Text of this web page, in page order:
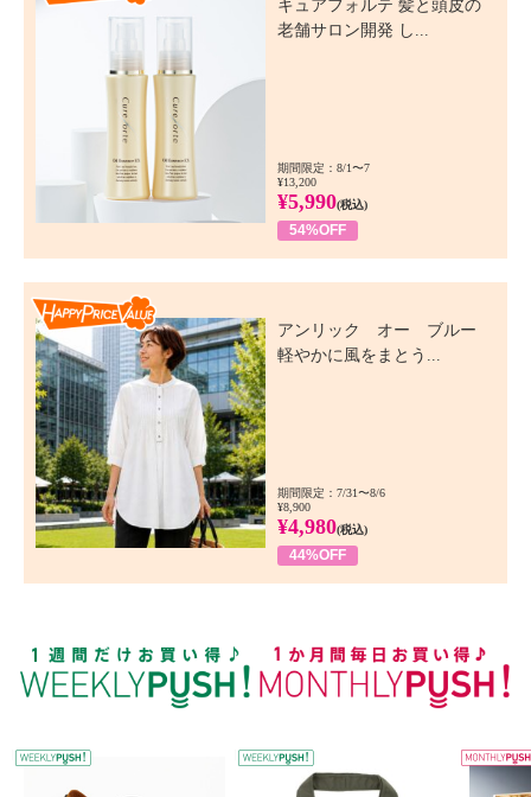
キュアフォルテ 髪と頭皮の
老舗サロン開発 し...
期間限定：8/1〜7
¥13,200
¥5,990(税込)
54%OFF
アンリック オー ブルー
軽やかに風をまとう...
期間限定：7/31〜8/6
¥8,900
¥4,980(税込)
44%OFF
WEEKLY PUSH